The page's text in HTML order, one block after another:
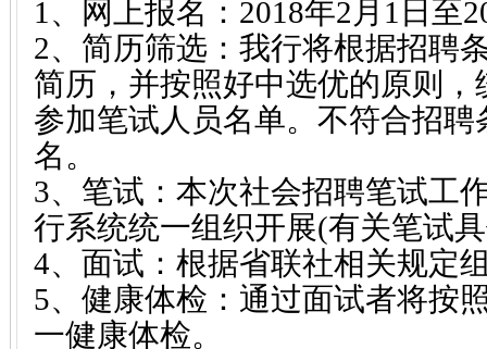
1、网上报名：2018年2月1日至
2、简历筛选：我行将根据招聘
简历，并按照好中选优的原则
参加笔试人员名单。不符合招
名。
3、笔试：本次社会招聘笔试工
行系统统一组织开展(有关笔试
4、面试：根据省联社相关规定
5、健康体检：通过面试者将按
一健康体检。